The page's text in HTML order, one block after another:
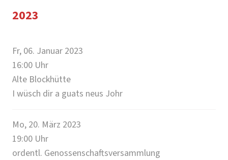
2023
Fr, 06. Januar 2023
16:00 Uhr
Alte Blockhütte
I wüsch dir a guats neus Johr
Mo, 20. März 2023
19:00 Uhr
ordentl. Genossenschaftsversammlung